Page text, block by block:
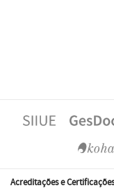
Acreditações e Certificações